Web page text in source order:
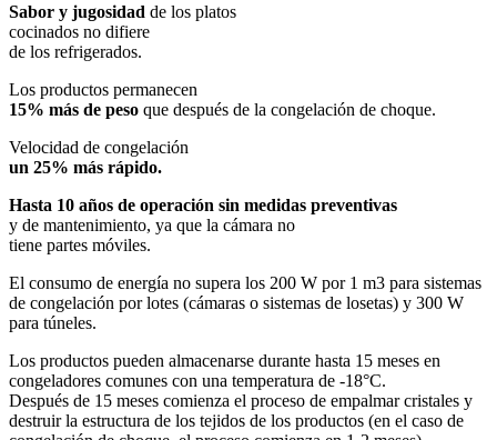
Sabor y jugosidad de los platos
cocinados no difiere
de los refrigerados.
Los productos permanecen
15% más de peso que después de la congelación de choque.
Velocidad de congelación
un 25% más rápido.
Hasta 10 años de operación sin medidas preventivas
y de mantenimiento, ya que la cámara no
tiene partes móviles.
El consumo de energía no supera los 200 W por 1 m3 para sistemas
de congelación por lotes (cámaras o sistemas de losetas) y 300 W
para túneles.
Los productos pueden almacenarse durante hasta 15 meses en
congeladores comunes con una temperatura de -18°C.
Después de 15 meses comienza el proceso de empalmar cristales y
destruir la estructura de los tejidos de los productos (en el caso de